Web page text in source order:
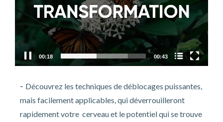
00:18 00:43
Nom du chapitre
- Découvrez les techniques de déblocages puissantes,
mais facilement applicables, qui déverrouilleront
rapidement votre cerveau et le potentiel qui se trouve